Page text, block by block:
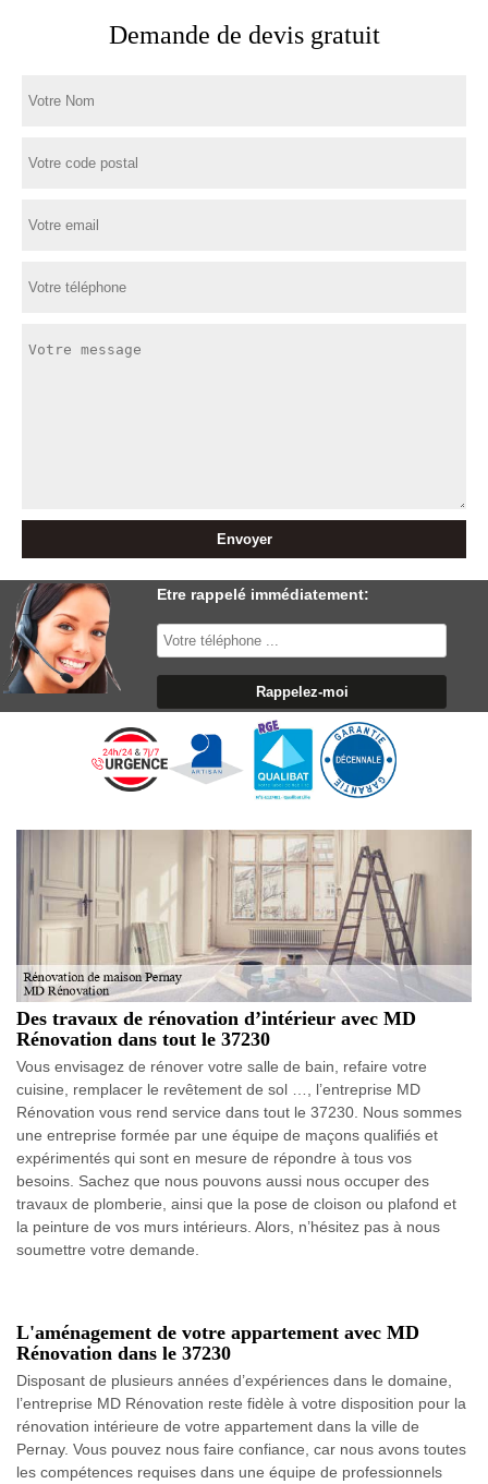
Demande de devis gratuit
Etre rappelé immédiatement:
Des travaux de rénovation d’intérieur avec MD
Rénovation dans tout le 37230
Vous envisagez de rénover votre salle de bain, refaire votre
cuisine, remplacer le revêtement de sol …, l’entreprise MD
Rénovation vous rend service dans tout le 37230. Nous sommes
une entreprise formée par une équipe de maçons qualifiés et
expérimentés qui sont en mesure de répondre à tous vos
besoins. Sachez que nous pouvons aussi nous occuper des
travaux de plomberie, ainsi que la pose de cloison ou plafond et
la peinture de vos murs intérieurs. Alors, n’hésitez pas à nous
soumettre votre demande.
L'aménagement de votre appartement avec MD
Rénovation dans le 37230
Disposant de plusieurs années d’expériences dans le domaine,
l’entreprise MD Rénovation reste fidèle à votre disposition pour la
rénovation intérieure de votre appartement dans la ville de
Pernay. Vous pouvez nous faire confiance, car nous avons toutes
les compétences requises dans une équipe de professionnels